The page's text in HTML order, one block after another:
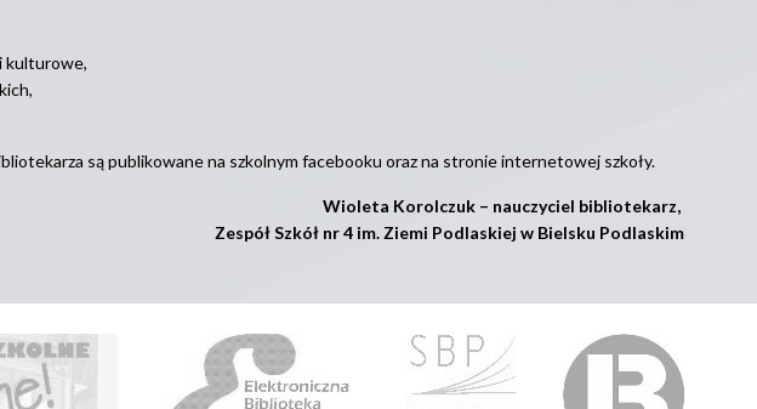
kulturowe,
są publikowane na szkolnym facebooku oraz na stronie internetowej szkoły.
Wioleta Korolczuk – nauczyciel bibliotekarz,
Zespół Szkół nr 4 im. Ziemi Podlaskiej w Bielsku Podlaskim